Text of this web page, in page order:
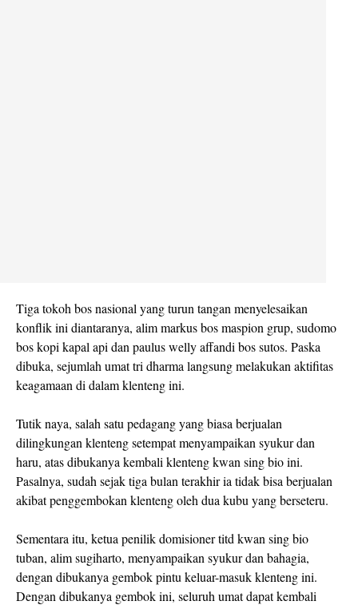
Tiga tokoh bos nasional yang turun tangan menyelesaikan
konflik ini diantaranya, alim markus bos maspion grup, sudomo
bos kopi kapal api dan paulus welly affandi bos sutos. Paska
dibuka, sejumlah umat tri dharma langsung melakukan aktifitas
keagamaan di dalam klenteng ini.
Tutik naya, salah satu pedagang yang biasa berjualan
dilingkungan klenteng setempat menyampaikan syukur dan
haru, atas dibukanya kembali klenteng kwan sing bio ini.
Pasalnya, sudah sejak tiga bulan terakhir ia tidak bisa berjualan
akibat penggembokan klenteng oleh dua kubu yang berseteru.
Sementara itu, ketua penilik domisioner titd kwan sing bio
tuban, alim sugiharto, menyampaikan syukur dan bahagia,
dengan dibukanya gembok pintu keluar-masuk klenteng ini.
Dengan dibukanya gembok ini, seluruh umat dapat kembali